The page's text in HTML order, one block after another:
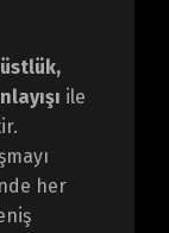
ile
her